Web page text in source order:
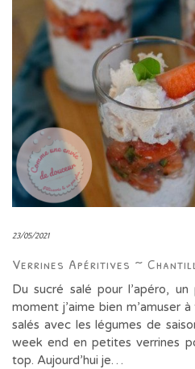
23/05/2021
Verrines Apéritives ~
Du sucré salé pour l’apéro,
moment j’aime bien m’amuser
salés avec les légumes de
week end en petites verrines
top. Aujourd’hui je…